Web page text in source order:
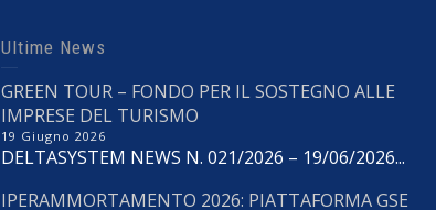
Ultime News
GREEN TOUR – FONDO PER IL SOSTEGNO ALLE
IMPRESE DEL TURISMO
19 Giugno 2026
DELTASYSTEM NEWS N. 021/2026 – 19/06/2026...
IPERAMMORTAMENTO 2026: PIATTAFORMA GSE